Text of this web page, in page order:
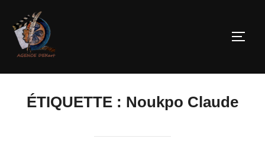
ÉTIQUETTE : Noukpo Claude